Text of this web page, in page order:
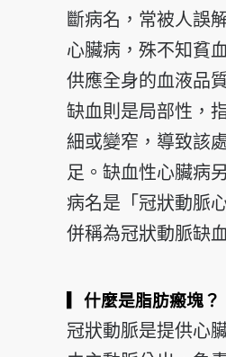
斷病名，常被人誤
心臟病，殊不知貧
供應全身的血液品
缺血則是局部性，
細或變窄，導致該
足。缺血性心臟病
病名是「冠狀動脈
併稱為冠狀動脈缺
▎什麼是脂肪瘢塊？
冠狀動脈是提供心